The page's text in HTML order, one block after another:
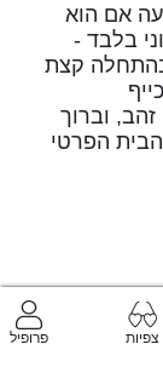
צפיות פרופיל
אם הוא
בלבד -
קצת
זהב, וברוך
הפרטי